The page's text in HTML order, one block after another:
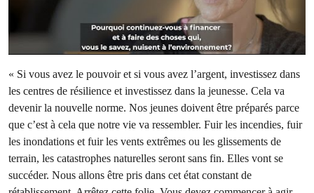
« Si vous avez le pouvoir et si vous avez l’argent, investissez dans
les centres de résilience et investissez dans la jeunesse. Cela va
devenir la nouvelle norme. Nos jeunes doivent être préparés parce
que c’est à cela que notre vie va ressembler. Fuir les incendies, fuir
les inondations et fuir les vents extrêmes ou les glissements de
terrain, les catastrophes naturelles seront sans fin. Elles vont se
succéder. Nous allons être pris dans cet état constant de